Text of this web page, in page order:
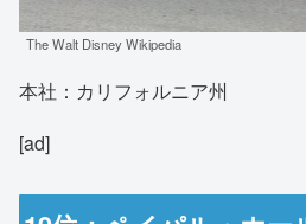
The Walt Disney Wikipedia
本社：カリフォルニア州
[ad]